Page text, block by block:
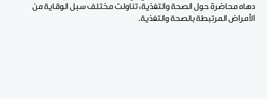
دهاه محاضرة حول الصحة والتغذية، تناولت مختلف سبل الوقاية من
الأمراض المرتبطة بالصحة والتغذية.